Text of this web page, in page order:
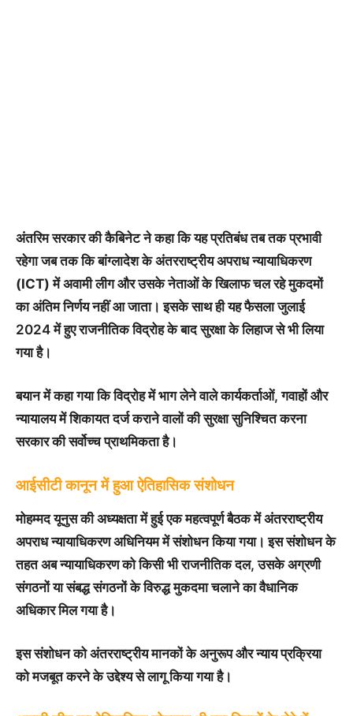
अंतरिम सरकार की कैबिनेट ने कहा कि यह प्रतिबंध तब तक प्रभावी
रहेगा जब तक कि बांग्लादेश केअंतरराष्ट्रीय अपराध न्यायाधिकरण
(ICT) में अवामी लीग और उसके नेताओं के खिलाफ चल रहे मुकदमों
का अंतिम निर्णय नहीं आ जाता। इसके साथ ही यह फैसला जुलाई
2024 में हुए राजनीतिक विद्रोह के बाद सुरक्षा के लिहाज से भी लिया
गया है।
बयान में कहा गया कि विद्रोह में भाग लेने वाले कार्यकर्ताओं, गवाहों और
न्यायालय में शिकायत दर्ज कराने वालों की सुरक्षा सुनिश्चित करना
सरकार की सर्वोच्च प्राथमिकता है।
आईसीटी कानून में हुआ ऐतिहासिक संशोधन
मोहम्मद यूनुस की अध्यक्षता में हुई एक महत्वपूर्ण बैठक मेंअंतरराष्ट्रीय
अपराध न्यायाधिकरण अधिनियममें संशोधन किया गया। इस संशोधन के
तहत अब न्यायाधिकरण को किसी भी राजनीतिक दल, उसके अग्रणी
संगठनों या संबद्ध संगठनों के विरुद्ध मुकदमा चलाने का वैधानिक
अधिकार मिल गया है।
इस संशोधन को अंतरराष्ट्रीय मानकों के अनुरूप और न्याय प्रक्रिया
को मजबूत करने के उद्देश्य से लागू किया गया है।